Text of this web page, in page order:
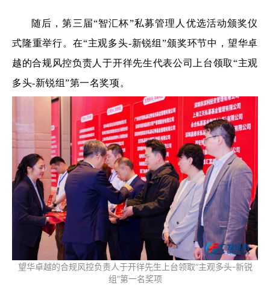
随后，第三届“智汇杯”私募管理人优选活动颁奖仪
式隆重举行。在“主观多头-新锐组”颁奖环节中，望华卓
越的合规风控负责人于开徉先生代表公司上台领取“主观
多头-新锐组”第一名奖项。
望华卓越的合规风控负责人于开徉先生上台领取“主观多头-新锐
组”第一名奖项